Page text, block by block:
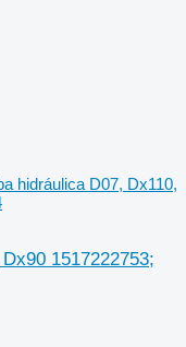
hidráulica D07, Dx110,
1517222753;